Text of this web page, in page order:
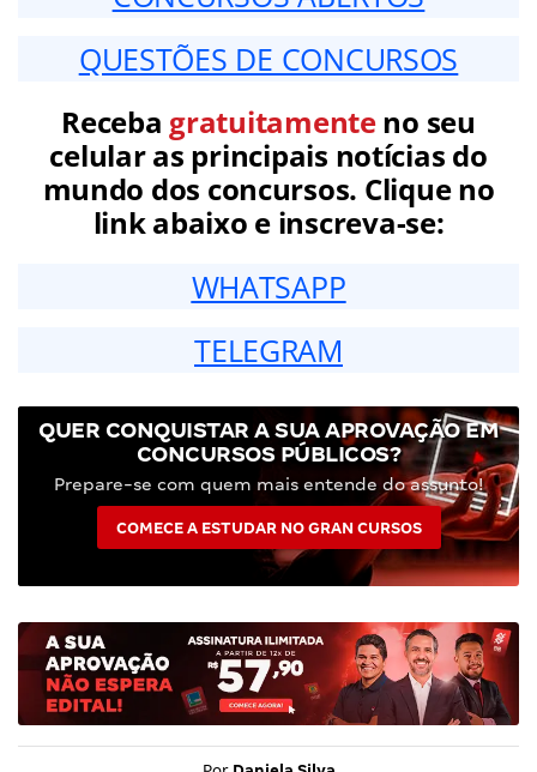
QUESTÕES DE CONCURSOS
Receba gratuitamenteno seu
celular as principais notícias do
mundo dos concursos. Clique no
link abaixo e inscreva-se:
WHATSAPP
TELEGRAM
QUER CONQUISTAR A SUA APROVAÇÃO EM
CONCURSOS PÚBLICOS?
Prepare-se com quem mais entende do assunto!
COMECE A ESTUDAR NO GRAN CURSOS